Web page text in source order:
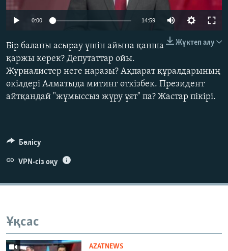
ЖАЗЫЛЫҢЫЗ
Басқа тілдерде
0:00 14:59
Жүктеп алу
Бір баланы асырау үшін айына қанша
қаржы керек? Депутаттар ойы.
Журналистер неге наразы? Ақпарат құралдарының
өкілдері Алматыда митинг өткізбек. Президент
айтқандай "жұмыссыз жүру ұят" па? Жастар пікірі.
Бөлісу
VPN-сіз оқу
Ұқсас
AZATNEWS